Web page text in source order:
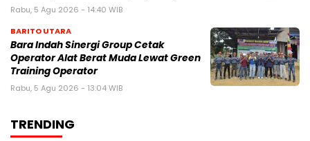
Rabu, 5 Agu 2026 - 14:40 WIB
BARITO UTARA
Bara Indah Sinergi Group Cetak
Operator Alat Berat Muda Lewat Green
Training Operator
Rabu, 5 Agu 2026 - 13:04 WIB
TRENDING